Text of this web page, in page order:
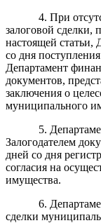
4. При
залоговой сделки,
настоящей статьи,
со дня
Департамент
документов,
заключения о
муниципального
5.
Залогодателем
дней со дня
согласия на
имущества.
6.
сделки